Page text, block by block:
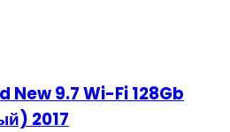
New 9.7 Wi-Fi 128Gb
2017